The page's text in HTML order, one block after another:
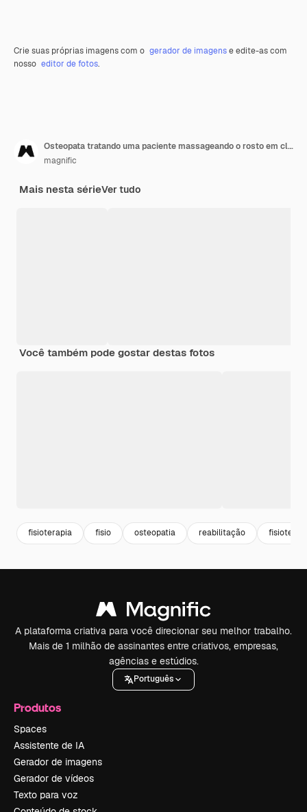
Crie suas próprias imagens com o gerador de imagense edite-as com
nosso editor de fotos.
Osteopata tratando uma paciente massageando o rosto em close-up
magnific
Mais nesta sérieVer tudo
Você também pode gostar destas fotos
fisioterapia fisio osteopatia reabilitação
A plataforma criativa para você direcionar seu melhor trabalho.
Mais de 1 milhão de assinantes entre criativos, empresas,
agências e estúdios.
Português
Produtos
Spaces
Assistente de IA
Gerador de imagens
Gerador de vídeos
Texto para voz